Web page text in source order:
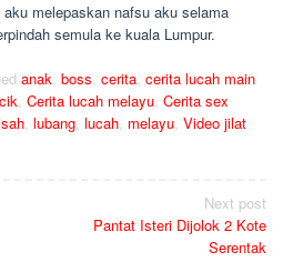
melepaskan nafsu aku selama
semula ke kuala Lumpur.
anak, boss, cerita, cerita lucah main
, Cerita lucah melayu, Cerita sex
, lubang, lucah, melayu, Video jilat
Next post
Pantat Isteri Dijolok 2 Kote
Serentak